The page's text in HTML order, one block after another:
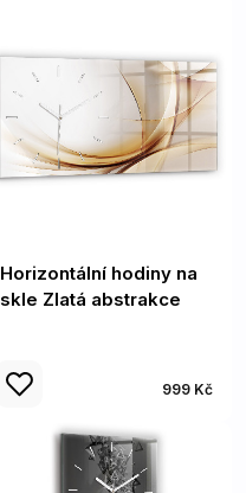
Horizontální hodiny na
skle Zlatá abstrakce
999 Kč